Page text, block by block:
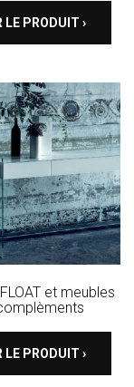
LE PRODUIT ›
et meubles
LE PRODUIT ›